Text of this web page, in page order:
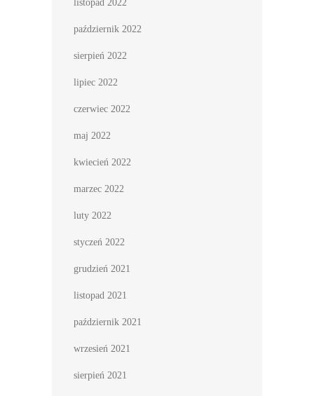
listopad 2022
październik 2022
sierpień 2022
lipiec 2022
czerwiec 2022
maj 2022
kwiecień 2022
marzec 2022
luty 2022
styczeń 2022
grudzień 2021
listopad 2021
październik 2021
wrzesień 2021
sierpień 2021